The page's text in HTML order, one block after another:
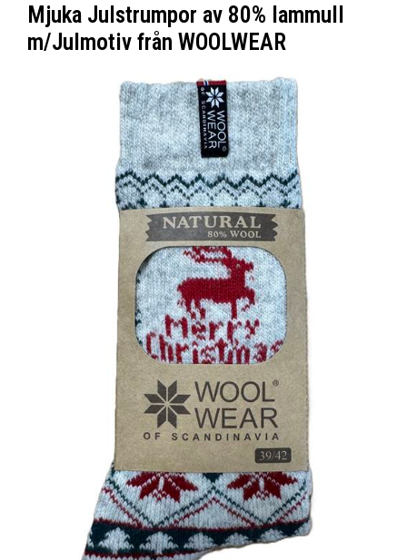
Mjuka Julstrumpor av 80% lammull
m/Julmotiv från WOOLWEAR